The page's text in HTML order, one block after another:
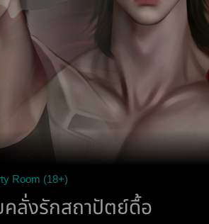
Room (18+)
คลั่งรักสถาปัตย์ดื้อ